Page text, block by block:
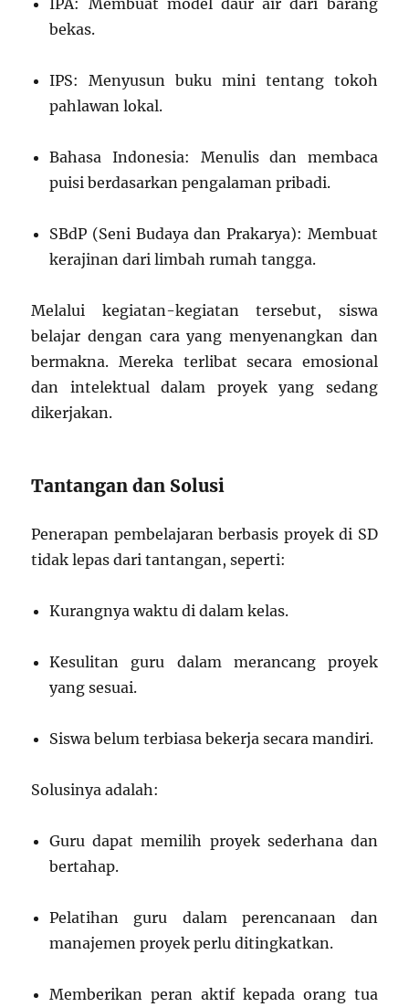
bekas.
IPS: Menyusun buku mini tentang tokoh
pahlawan lokal.
Bahasa Indonesia: Menulis dan membaca
puisi berdasarkan pengalaman pribadi.
SBdP (Seni Budaya dan Prakarya): Membuat
kerajinan dari limbah rumah tangga.
Melalui kegiatan-kegiatan tersebut, siswa
belajar dengan cara yang menyenangkan dan
bermakna. Mereka terlibat secara emosional
dan intelektual dalam proyek yang sedang
dikerjakan.
Tantangan dan Solusi
Penerapan pembelajaran berbasis proyek di SD
tidak lepas dari tantangan, seperti:
Kurangnya waktu di dalam kelas.
Kesulitan guru dalam merancang proyek
yang sesuai.
Siswa belum terbiasa bekerja secara mandiri.
Solusinya adalah:
Guru dapat memilih proyek sederhana dan
bertahap.
Pelatihan guru dalam perencanaan dan
manajemen proyek perlu ditingkatkan.
Memberikan peran aktif kepada orang tua